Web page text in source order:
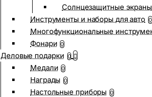
Солнцезащитные экраны
Инструменты и наборы для авто 0
Многофункциональные
Фонари 0
Деловые подарки 0
Медали 0
Награды 0
Настольные приборы 0